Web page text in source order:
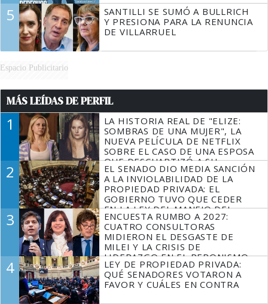
5
SANTILLI SE SUMÓ A BULLRICH
Y PRESIONA PARA LA RENUNCIA
DE VILLARRUEL
Espacio Publicitario
MÁS LEÍDAS DE PERFIL
1
LA HISTORIA REAL DE "ELIZE:
SOMBRAS DE UNA MUJER", LA
NUEVA PELÍCULA DE NETFLIX
SOBRE EL CASO DE UNA ESPOSA
QUE DESCUARTIZÓ A SU
MARIDO
2
EL SENADO DIO MEDIA SANCIÓN
A LA INVIOLABILIDAD DE LA
PROPIEDAD PRIVADA: EL
GOBIERNO TUVO QUE CEDER
EN LA LEY DEL MANEJO DEL
FUEGO
3
ENCUESTA RUMBO A 2027:
CUATRO CONSULTORAS
MIDIERON EL DESGASTE DE
MILEI Y LA CRISIS DE
LIDERAZGO EN EL PERONISMO
4
LEY DE PROPIEDAD PRIVADA:
QUÉ SENADORES VOTARON A
FAVOR Y CUÁLES EN CONTRA